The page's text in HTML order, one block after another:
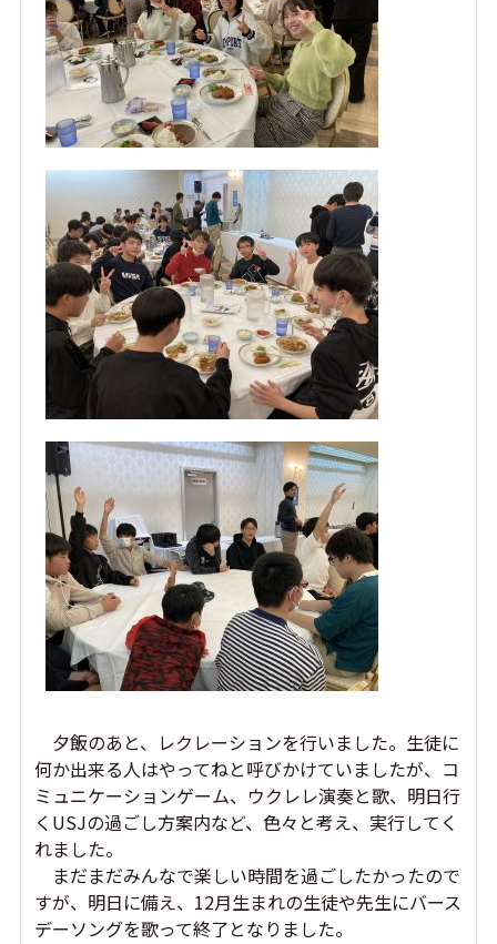
夕飯のあと、レクレーションを行いました。生徒に
何か出来る人はやってねと呼びかけていましたが、コ
ミュニケーションゲーム、ウクレレ演奏と歌、明日行
くUSJの過ごし方案内など、色々と考え、実行してく
れました。
まだまだみんなで楽しい時間を過ごしたかったので
すが、明日に備え、12月生まれの生徒や先生にバース
デーソングを歌って終了となりました。